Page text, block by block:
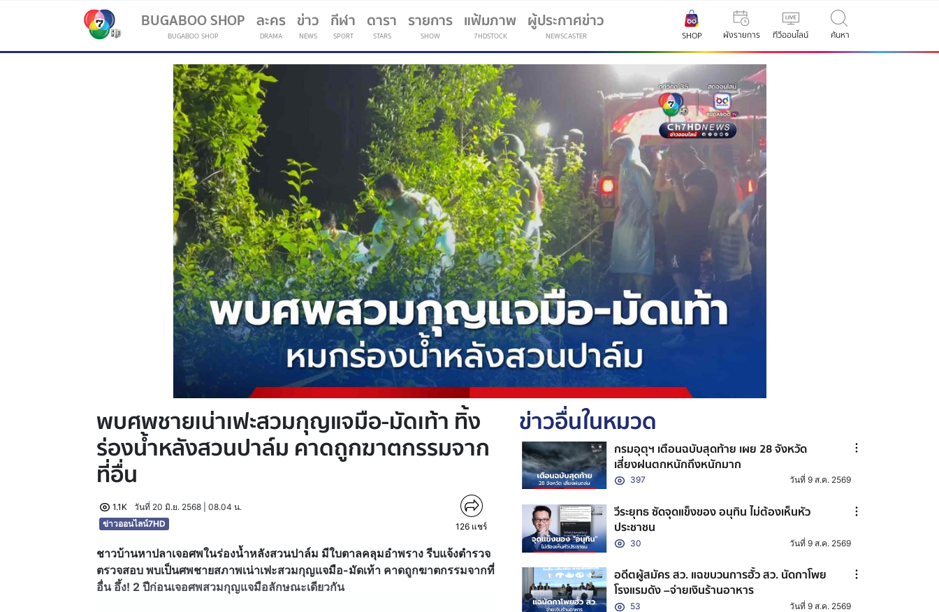
BUGABOO SHOP
BUGABOO SHOP
ละคร
DRAMA
ข่าว
NEWS
กีฬา
SPORT
(current)
ดารา
STARS
รายการ
SHOW
แฟ้มภาพ
7HDSTOCK
ผู้ประกาศข่าว
NEWSCASTER SHOP ผังรายการ ทีวีออนไลน์ ค้นหา
พบศพชายเน่าเฟะสวมกุญแจมือ-มัดเท้า ทิ้ง
ร่องน้ำหลังสวนปาล์ม คาดถูกฆาตกรรมจาก
ที่อื่น
1.1K
วันที่ 20 มิ.ย. 2568 | 08.04 น.
ข่าวออนไลน์7HD
126 แชร์
ชาวบ้านหาปลาเจอศพในร่องน้ำหลังสวนปาล์ม มีใบตาลคลุมอำพราง รีบแจ้งตำรวจ
ตรวจสอบ พบเป็นศพชายสภาพเน่าเฟะสวมกุญแจมือ-มัดเท้า คาดถูกฆาตกรรมจากที่
อื่น อึ้ง! 2 ปีก่อนเจอศพสวมกุญแจมือลักษณะเดียวกัน
ข่าวอื่นในหมวด
กรมอุตุฯ เตือนฉบับสุดท้าย เผย 28 จังหวัด
เสี่ยงฝนตกหนักถึงหนักมาก
397 วันที่ 9 ส.ค. 2569
วีระยุทธ ซัดจุดแข็งของ อนุทิน ไม่ต้องเห็นหัว
ประชาชน
30 วันที่ 9 ส.ค. 2569
อดีตผู้สมัคร สว. แฉขบวนการฮั้ว สว. นัดกาโพย
โรงแรมดัง –จ่ายเงินร้านอาหาร
53 วันที่ 9 ส.ค. 2569